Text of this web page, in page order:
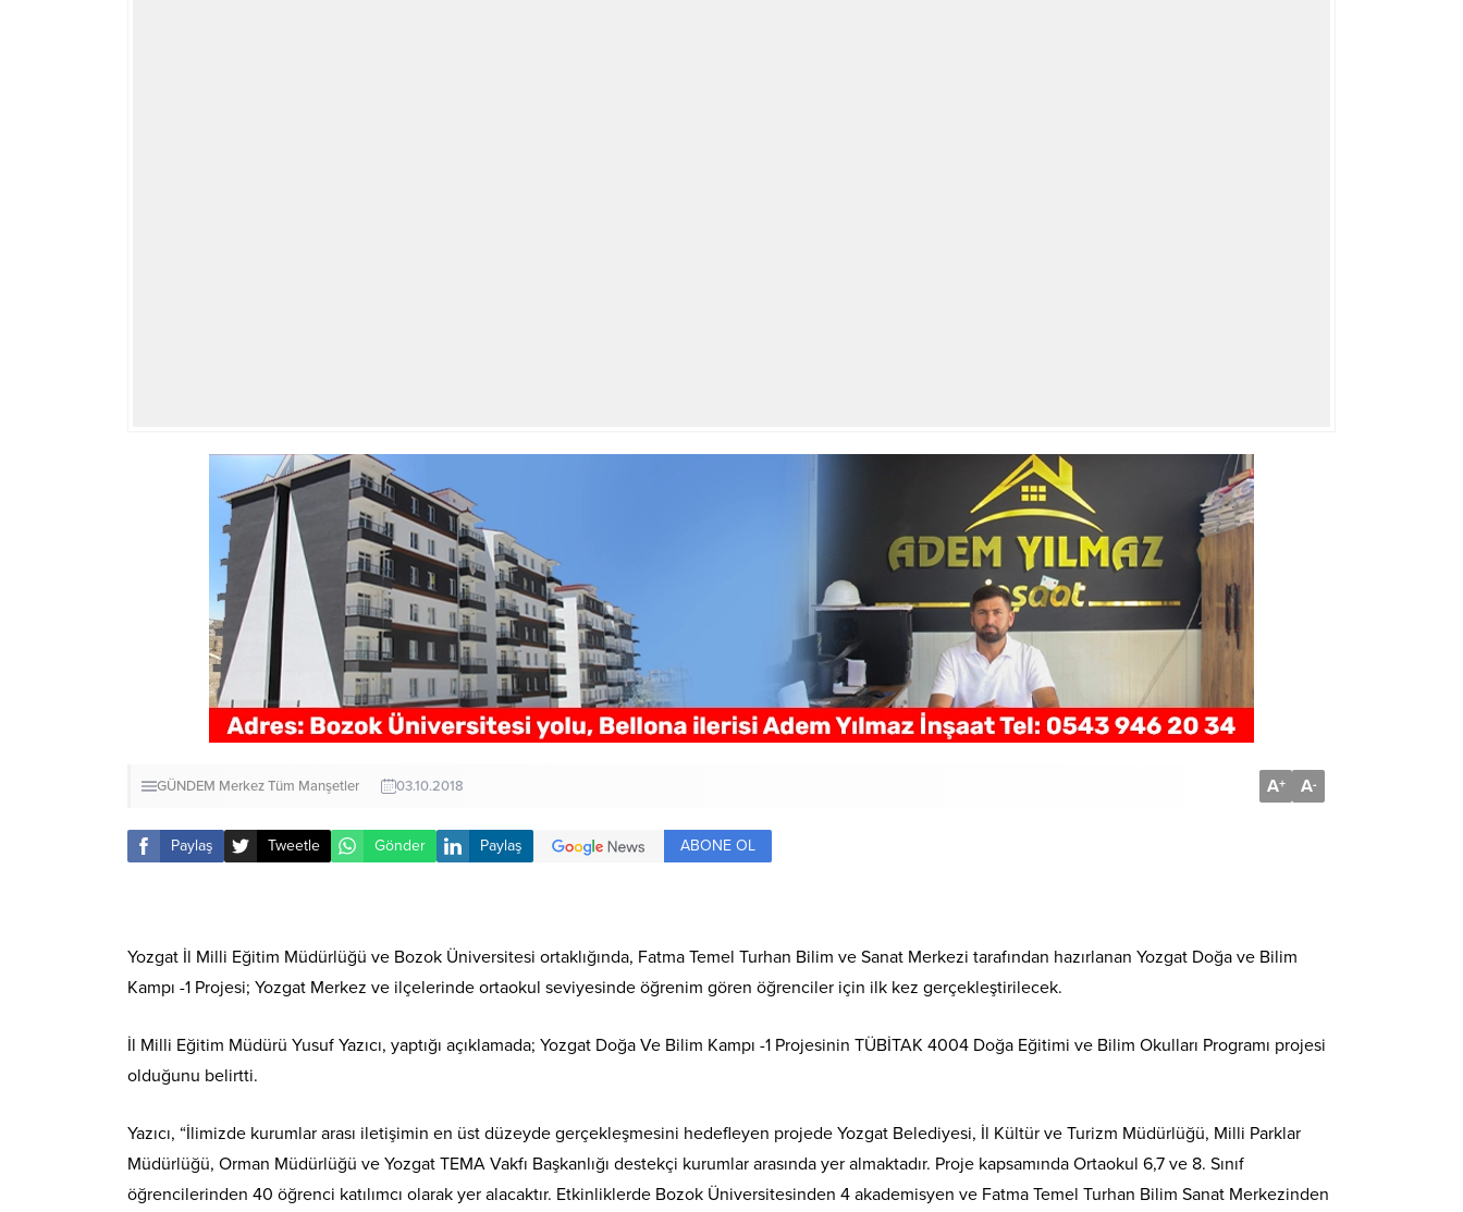
GÜNDEM MerkezTüm Manşetler 03.10.2018 A+ A-
Paylaş Tweetle Gönder Paylaş ABONE OL
Yozgat İl Milli Eğitim Müdürlüğü ve Bozok Üniversitesi ortaklığında, Fatma Temel Turhan Bilim ve Sanat Merkezi tarafından hazırlanan Yozgat Doğa ve Bilim
Kampı -1 Projesi; Yozgat Merkez ve ilçelerinde ortaokul seviyesinde öğrenim gören öğrenciler için ilk kez gerçekleştirilecek.
İl Milli Eğitim Müdürü Yusuf Yazıcı, yaptığı açıklamada; Yozgat Doğa Ve Bilim Kampı -1 Projesinin TÜBİTAK 4004 Doğa Eğitimi ve Bilim Okulları Programı projesi
olduğunu belirtti.
Yazıcı, “İlimizde kurumlar arası iletişimin en üst düzeyde gerçekleşmesini hedefleyen projede Yozgat Belediyesi, İl Kültür ve Turizm Müdürlüğü, Milli Parklar
Müdürlüğü, Orman Müdürlüğü ve Yozgat TEMA Vakfı Başkanlığı destekçi kurumlar arasında yer almaktadır. Proje kapsamında Ortaokul 6,7 ve 8. Sınıf
öğrencilerinden 40 öğrenci katılımcı olarak yer alacaktır. Etkinliklerde Bozok Üniversitesinden 4 akademisyen ve Fatma Temel Turhan Bilim Sanat Merkezinden